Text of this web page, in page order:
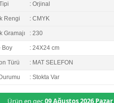
: Orjinal
Rengi : CMYK
Gramajı : 230
Boy : 24X24 cm
Türü : MAT SELEFON
: Stokta Var
Ürün en geç09 Ağustos 2026 Pazar